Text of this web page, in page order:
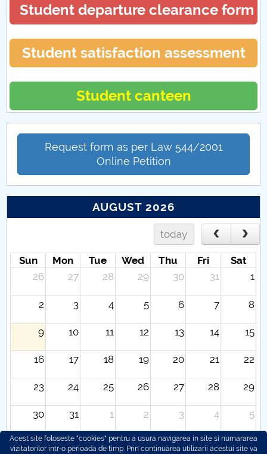
Student departure clearance form
Student satisfaction assessment
Student canteen
Request form as per Law 544/2001
Online Petition
AUGUST 2026
today
Sun Mon Tue Wed Thu Fri
Sat
26
27 28 29 30 31 1
2 3 4 5 6 7 8
9 10 11 12 13 14 15
16 17 18 19 20 21 22
23 24 25 26 27 28 29
30 31 1 2 3 4 5
Acest site foloseste "cookies" pentru a usura navigarea in site si numararea
vizitatorilor intr-o perioada de timp. Prin continuarea utilizarii acestui site va